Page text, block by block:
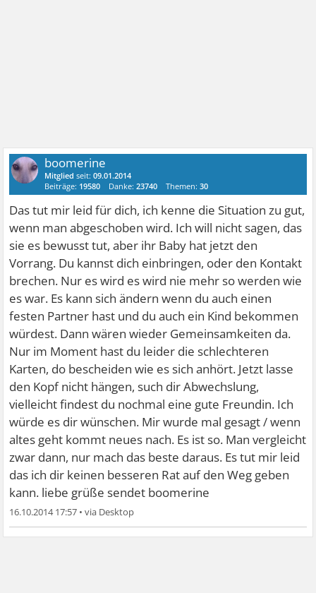
boomerine
Mitglied seit:09.01.2014
Beiträge: 19580 Danke:23740 Themen:30
Das tut mir leid für dich, ich kenne die Situation zu gut,
wenn man abgeschoben wird. Ich will nicht sagen, das
sie es bewusst tut, aber ihr Baby hat jetzt den
Vorrang. Du kannst dich einbringen, oder den Kontakt
brechen. Nur es wird es wird nie mehr so werden wie
es war. Es kann sich ändern wenn du auch einen
festen Partner hast und du auch ein Kind bekommen
würdest. Dann wären wieder Gemeinsamkeiten da.
Nur im Moment hast du leider die schlechteren
Karten, do bescheiden wie es sich anhört. Jetzt lasse
den Kopf nicht hängen, such dir Abwechslung,
vielleicht findest du nochmal eine gute Freundin. Ich
würde es dir wünschen. Mir wurde mal gesagt / wenn
altes geht kommt neues nach. Es ist so. Man vergleicht
zwar dann, nur mach das beste daraus. Es tut mir leid
das ich dir keinen besseren Rat auf den Weg geben
kann. liebe grüße sendet boomerine
16.10.2014 17:57 •